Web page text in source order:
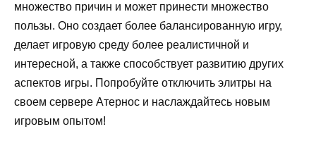
множество причин и может принести множество
пользы. Оно создает более балансированную игру,
делает игровую среду более реалистичной и
интересной, а также способствует развитию других
аспектов игры. Попробуйте отключить элитры на
своем сервере Атернос и наслаждайтесь новым
игровым опытом!